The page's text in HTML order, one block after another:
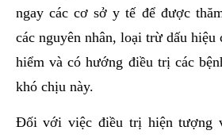
ngay các cơ sở y tế để được
các nguyên nhân, loại trừ dấu hiệu
hiểm và có hướng điều trị các
khó chịu này.
Đối với việc điều trị hiện tượng